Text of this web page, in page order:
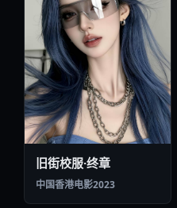
旧街校服·终章
中国香港电影2023